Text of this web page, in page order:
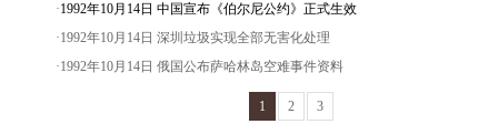
·1992年10月14日 中国宣布《伯尔尼公约》正式生效
·1992年10月14日 深圳垃圾实现全部无害化处理
·1992年10月14日 俄国公布萨哈林岛空难事件资料
1 2 3